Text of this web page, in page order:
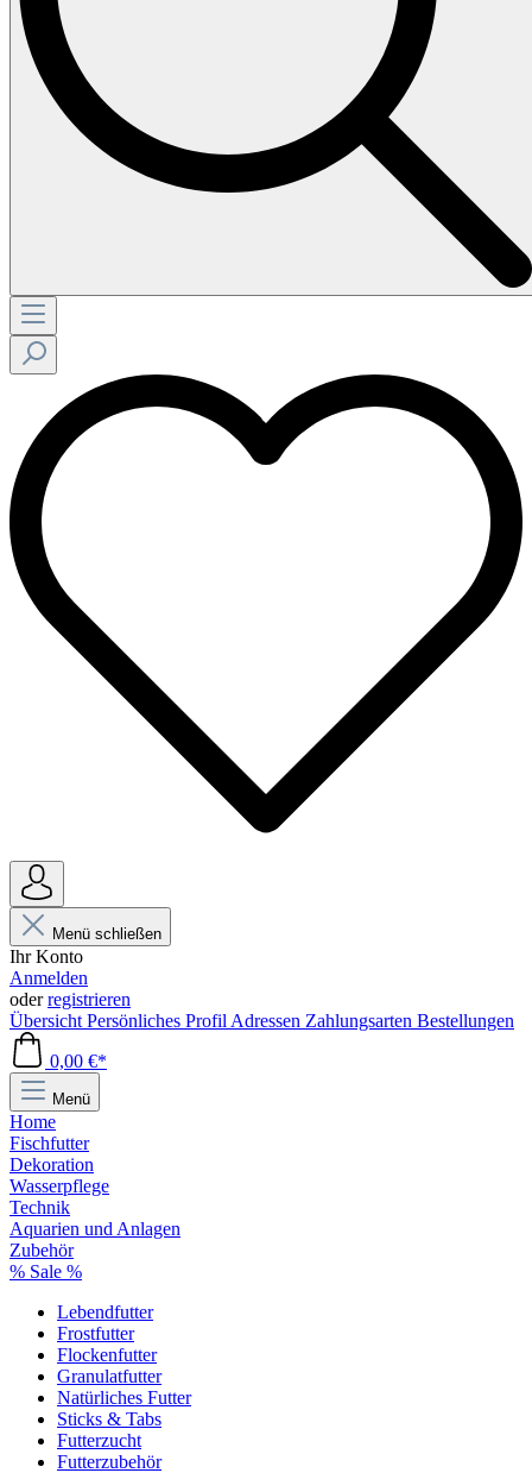
Menü schließen
Ihr Konto
Anmelden
oderregistrieren
Übersicht Persönliches Profil Adressen Zahlungsarten Bestellungen
0,00 €*
Menü
Home
Fischfutter
Dekoration
Wasserpflege
Technik
Aquarien und Anlagen
Zubehör
% Sale %
Lebendfutter
Frostfutter
Flockenfutter
Granulatfutter
Natürliches Futter
Sticks & Tabs
Futterzucht
Futterzubehör